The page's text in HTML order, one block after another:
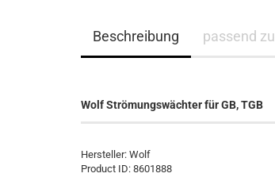
Beschreibung passend zu
Wolf Strömungswächter für GB, TGB
Hersteller: Wolf
Product ID: 8601888